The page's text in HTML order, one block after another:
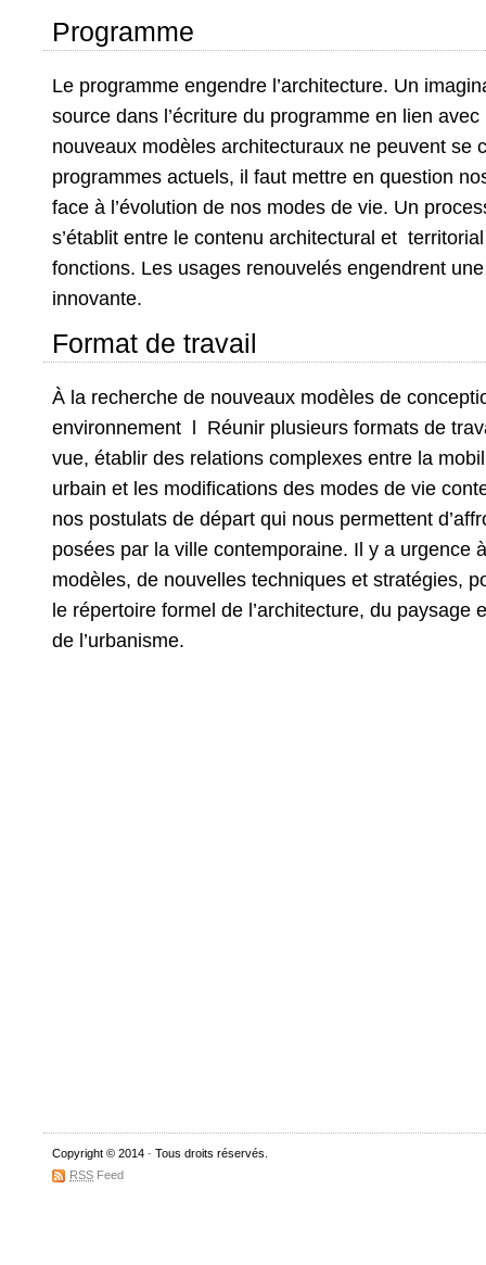
Programme
Le programme engendre l’architecture. Un
source dans l’écriture du programme en lien
nouveaux modèles architecturaux ne peuvent se
programmes actuels, il faut mettre en question
face à l’évolution de nos modes de vie. Un
s’établit entre le contenu architectural et
fonctions. Les usages renouvelés engendrent
innovante.
Format de travail
À la recherche de nouveaux modèles de
environnement l Réunir plusieurs formats de
vue, établir des relations complexes entre la
urbain et les modifications des modes de vie
nos postulats de départ qui nous permettent
posées par la ville contemporaine. Il y a urgence
modèles, de nouvelles techniques et stratégies,
le répertoire formel de l’architecture, du paysage
de l’urbanisme.
Copyright © 2014 - Tous droits réservés.
RSS Feed